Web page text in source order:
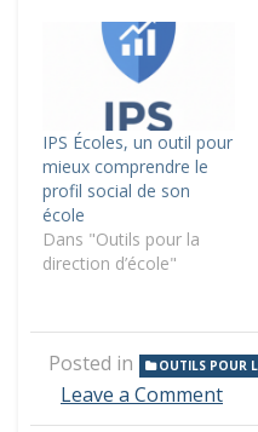
IPS Écoles, un outil pour
mieux comprendre le
profil social de son
école
Dans "Outils pour la
direction d’école"
Posted in OUTILS POUR
Leave a Commenton